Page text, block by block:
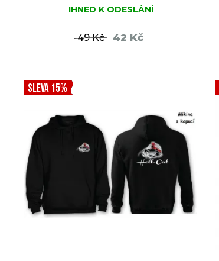
IHNED K ODESLÁNÍ
49 Kč 42 Kč
SLEVA 15%